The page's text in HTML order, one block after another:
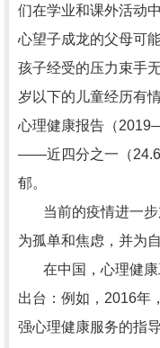
们在学业和课外活动
心望子成龙的父母可
孩子经受的压力束手
岁以下的儿童经历有
心理健康报告（
――近四分之一（24.6
郁。
当前的疫情进一步
为孤单和焦虑，并为
在中国，心理健康
出台：例如，2016年
强心理健康服务的指